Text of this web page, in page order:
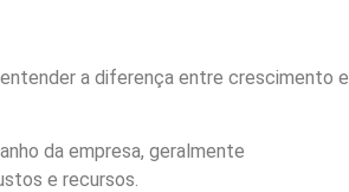
a diferença entre crescimento e
da empresa, geralmente
e recursos.